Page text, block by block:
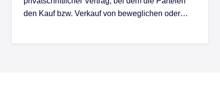
den Kauf bzw. Verkauf von beweglichen oder…